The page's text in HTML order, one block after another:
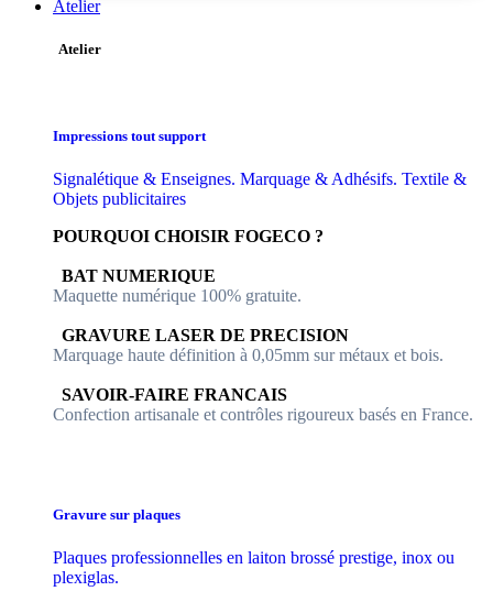
Atelier
Atelier
Impressions tout support
Signalétique & Enseignes. Marquage & Adhésifs. Textile &
Objets publicitaires
POURQUOI CHOISIR FOGECO ?
​​ BAT NUMERIQUE
Maquette numérique 100% ​gratuite.
​GRAVURE LASER DE PRECISION
Marquage haute définition à 0,05mm sur métaux et bois.
​SAVOIR-FAIRE FRANCAIS
Confection artisanale et contrôles ​rigoureux basés en France.
Gravure sur plaques
Plaques professionnelles en laiton brossé prestige, inox ou
plexiglas.